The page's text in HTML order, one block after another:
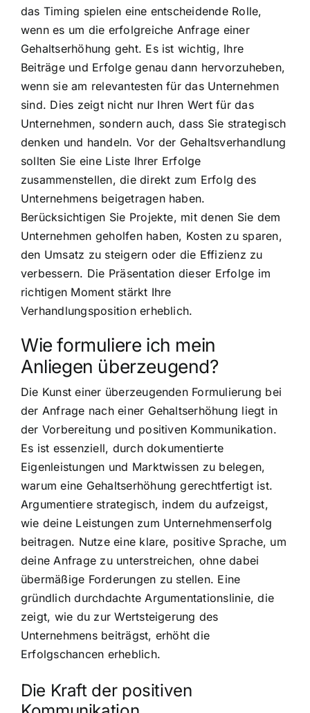
das Timing spielen eine entscheidende Rolle,
wenn es um die erfolgreiche Anfrage einer
Gehaltserhöhung geht. Es ist wichtig, Ihre
Beiträge und Erfolge genau dann hervorzuheben,
wenn sie am relevantesten für das Unternehmen
sind. Dies zeigt nicht nur Ihren Wert für das
Unternehmen, sondern auch, dass Sie strategisch
denken und handeln. Vor der Gehaltsverhandlung
sollten Sie eine Liste Ihrer Erfolge
zusammenstellen, die direkt zum Erfolg des
Unternehmens beigetragen haben.
Berücksichtigen Sie Projekte, mit denen Sie dem
Unternehmen geholfen haben, Kosten zu sparen,
den Umsatz zu steigern oder die Effizienz zu
verbessern. Die Präsentation dieser Erfolge im
richtigen Moment stärkt Ihre
Verhandlungsposition erheblich.
Wie formuliere ich mein
Anliegen überzeugend?
Die Kunst einer überzeugenden Formulierung bei
der Anfrage nach einer Gehaltserhöhung liegt in
der Vorbereitung und positiven Kommunikation.
Es ist essenziell, durch dokumentierte
Eigenleistungen und Marktwissen zu belegen,
warum eine Gehaltserhöhung gerechtfertigt ist.
Argumentiere strategisch, indem du aufzeigst,
wie deine Leistungen zum Unternehmenserfolg
beitragen. Nutze eine klare, positive Sprache, um
deine Anfrage zu unterstreichen, ohne dabei
übermäßige Forderungen zu stellen. Eine
gründlich durchdachte Argumentationslinie, die
zeigt, wie du zur Wertsteigerung des
Unternehmens beiträgst, erhöht die
Erfolgschancen erheblich.
Die Kraft der positiven